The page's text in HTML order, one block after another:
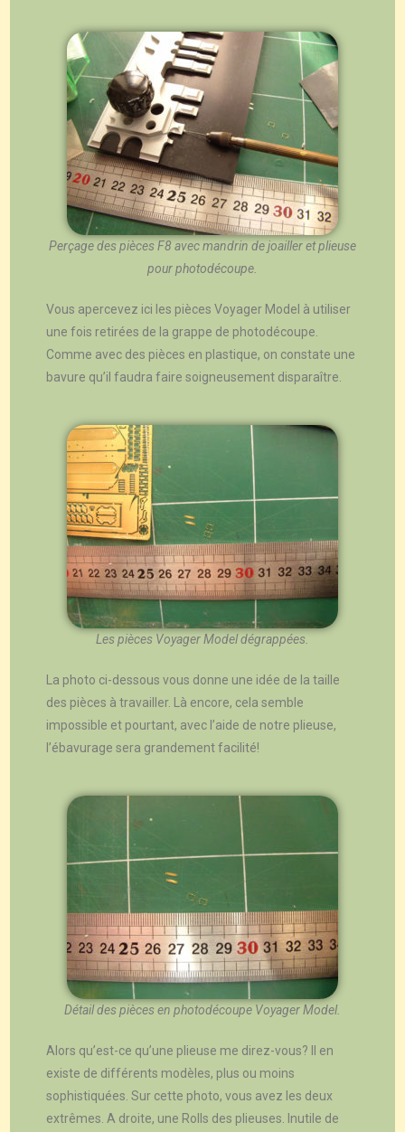
Perçage des pièces F8 avec mandrin de joailler et plieuse
pour photodécoupe.
Vous apercevez ici les pièces Voyager Model à utiliser
une fois retirées de la grappe de photodécoupe.
Comme avec des pièces en plastique, on constate une
bavure qu’il faudra faire soigneusement disparaître.
Les pièces Voyager Model dégrappées.
La photo ci-dessous vous donne une idée de la taille
des pièces à travailler. Là encore, cela semble
impossible et pourtant, avec l’aide de notre plieuse,
l’ébavurage sera grandement facilité!
Détail des pièces en photodécoupe Voyager Model.
Alors qu’est-ce qu’une plieuse me direz-vous? Il en
existe de différents modèles, plus ou moins
sophistiquées. Sur cette photo, vous avez les deux
extrêmes. A droite, une Rolls des plieuses. Inutile de